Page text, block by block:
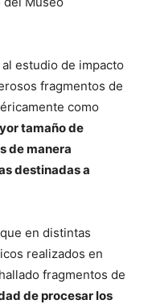
estudio de impacto
fragmentos de
como
tamaño de
de manera
destinadas a
en distintas
realizados en
fragmentos de
de procesar los